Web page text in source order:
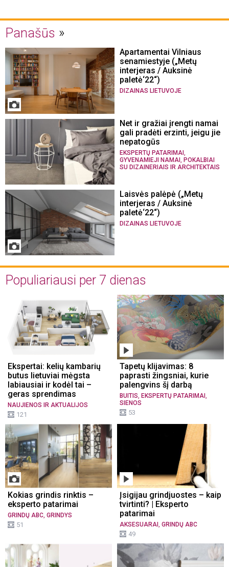
Panašūs
Apartamentai Vilniaus
senamiestyje („Metų
interjeras / Auksinė
paletė‘22“)
DIZAINAS LIETUVOJE
Net ir gražiai įrengti namai
gali pradėti erzinti, jeigu jie
nepatogūs
EKSPERTŲ PATARIMAI
GYVENAMIEJI NAMAI POKALBIAI
SU DIZAINERIAIS IR ARCHITEKTAIS
Laisvės palėpė („Metų
interjeras / Auksinė
paletė‘22“)
DIZAINAS LIETUVOJE
Populiariausi per 7 dienas
Ekspertai: kelių kambarių
butus lietuviai mėgsta
labiausiai ir kodėl tai –
geras sprendimas
NAUJIENOS IR AKTUALIJOS
121
Tapetų klijavimas: 8
paprasti žingsniai, kurie
palengvins šį darbą
BUITIS EKSPERTŲ PATARIMAI
SIENOS
53
Kokias grindis rinktis –
eksperto patarimai
GRINDŲ ABC, GRINDYS
51
Įsigijau grindjuostes – kaip
tvirtinti? | Eksperto
patarimai
AKSESUARAI , GRINDŲ ABC
49